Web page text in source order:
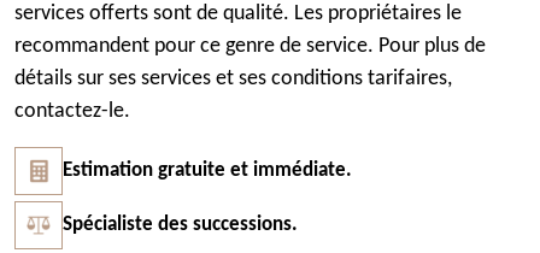
services offerts sont de qualité. Les propriétaires le
recommandent pour ce genre de service. Pour plus de
détails sur ses services et ses conditions tarifaires,
contactez-le.
Estimation gratuite et immédiate.
Spécialiste des successions.